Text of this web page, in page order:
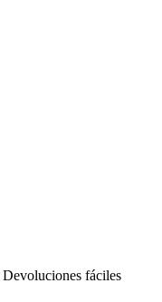
Devoluciones fáciles